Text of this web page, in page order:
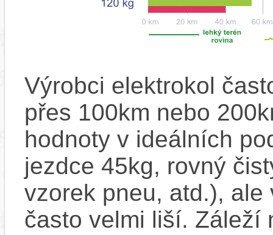
Výrobci elektrokol
přes 100km nebo
hodnoty v ideálních
jezdce 45kg, rovný
vzorek pneu, atd.),
často velmi liší. Záleží